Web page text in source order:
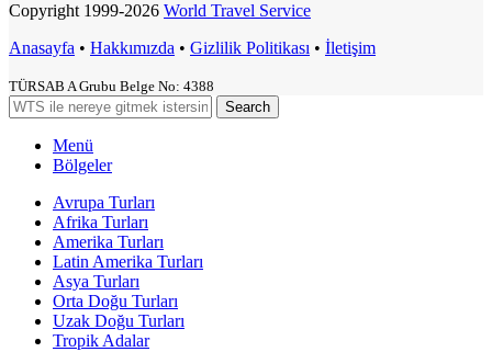
Copyright 1999-2026 World Travel Service
Anasayfa • Hakkımızda • Gizlilik Politikası • İletişim
TÜRSAB A Grubu Belge No: 4388
Search
Menü
Bölgeler
Avrupa Turları
Afrika Turları
Amerika Turları
Latin Amerika Turları
Asya Turları
Orta Doğu Turları
Uzak Doğu Turları
Tropik Adalar